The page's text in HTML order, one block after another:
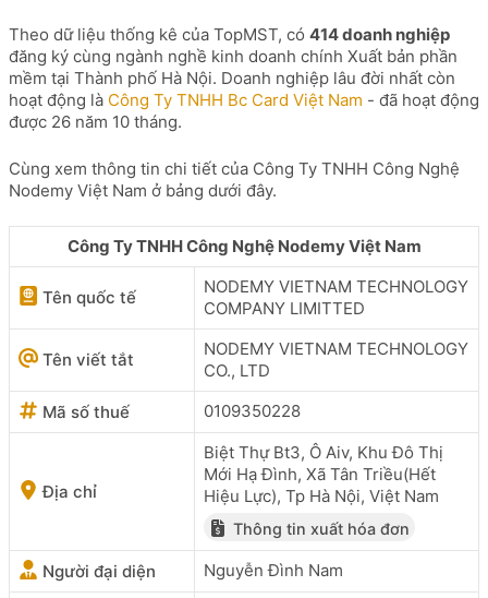
Theo dữ liệu thống kê của TopMST, có 414 doanh nghiệp
đăng ký cùng ngành nghề kinh doanh chính Xuất bản phần
mềm tại Thành phố Hà Nội. Doanh nghiệp lâu đời nhất còn
hoạt động là Công Ty TNHH Bc Card Việt Nam - đã hoạt động
được 26 năm 10 tháng.
Cùng xem thông tin chi tiết của Công Ty TNHH Công Nghệ
Nodemy Việt Nam ở bảng dưới đây.
Công Ty TNHH Công Nghệ Nodemy Việt Nam
Tên quốc tế
NODEMY VIETNAM TECHNOLOGY
COMPANY LIMITTED
Tên viết tắt
NODEMY VIETNAM TECHNOLOGY
CO., LTD
Mã số thuế
0109350228
Địa chỉ
Biệt Thự Bt3, Ô Aiv, Khu Đô Thị
Mới Hạ Đình, Xã Tân Triều(Hết
Hiệu Lực), Tp Hà Nội, Việt Nam
Thông tin xuất hóa đơn
Người đại diện Nguyễn Đình Nam